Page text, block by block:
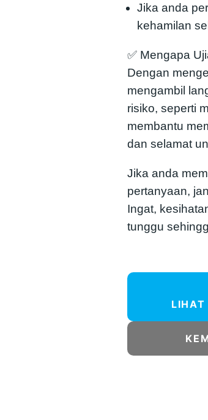
Jika anda
kehamilan
✅ Mengapa
Dengan
mengambil
risiko, seperti
membantu
dan selamat
Jika anda
pertanyaan,
Ingat,
tunggu
LIHAT